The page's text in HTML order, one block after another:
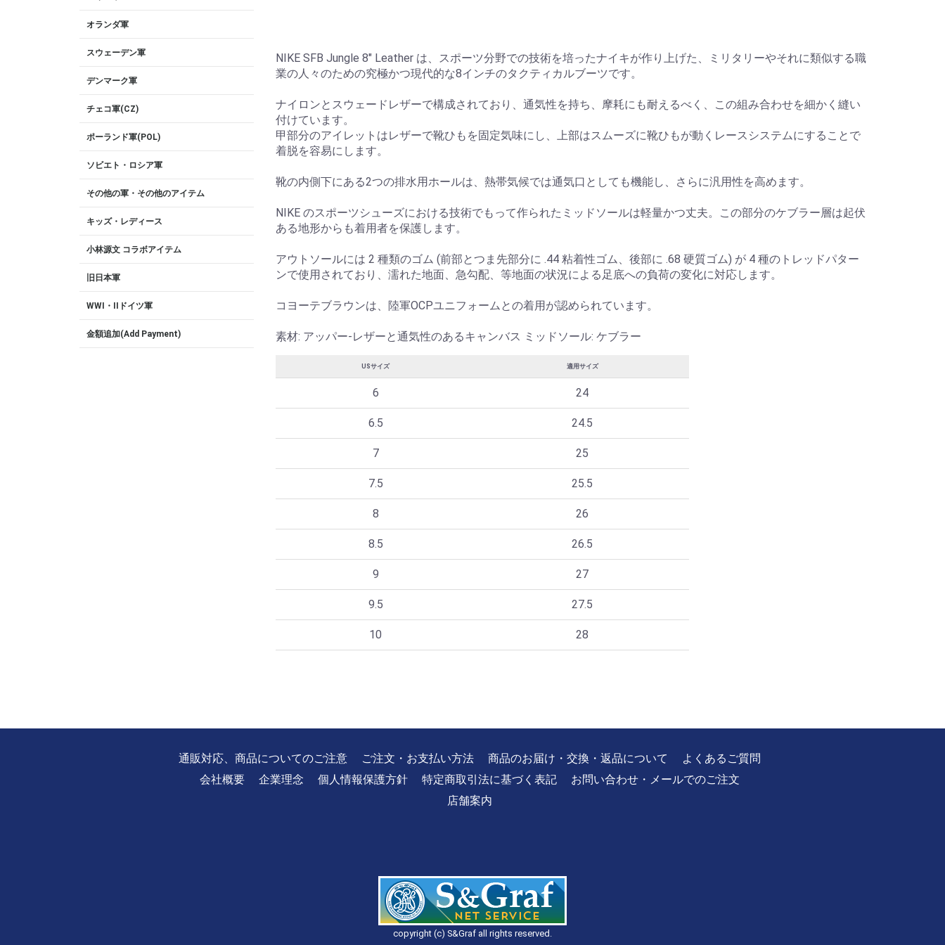
オランダ軍
スウェーデン軍
デンマーク軍
チェコ軍(CZ)
ポーランド軍(POL)
ソビエト・ロシア軍
その他の軍・その他のアイテム
キッズ・レディース
小林源文 コラボアイテム
旧日本軍
WWI・IIドイツ軍
金額追加(Add Payment)
NIKE SFB Jungle 8" Leather は、スポーツ分野での技術を培ったナイキが作り上げた、ミリタリーやそれに類似する職
業の人々のための究極かつ現代的な8インチのタクティカルブーツです。
ナイロンとスウェードレザーで構成されており、通気性を持ち、摩耗にも耐えるべく、この組み合わせを細かく縫い
付けています。
甲部分のアイレットはレザーで靴ひもを固定気味にし、上部はスムーズに靴ひもが動くレースシステムにすることで
着脱を容易にします。
靴の内側下にある2つの排水用ホールは、熱帯気候では通気口としても機能し、さらに汎用性を高めます。
NIKE のスポーツシューズにおける技術でもって作られたミッドソールは軽量かつ丈夫。この部分のケブラー層は起伏
ある地形からも着用者を保護します。
アウトソールには 2 種類のゴム (前部とつま先部分に .44 粘着性ゴム、後部に .68 硬質ゴム) が 4 種のトレッドパター
ンで使用されており、濡れた地面、急勾配、等地面の状況による足底への負荷の変化に対応します。
コヨーテブラウンは、陸軍OCPユニフォームとの着用が認められています。
素材: アッパー-レザーと通気性のあるキャンバス ミッドソール: ケブラー
USサイズ 適用サイズ
6 24
6.5 24.5
7 25
7.5 25.5
8 26
8.5 26.5
9 27
9.5 27.5
10 28
通販対応、商品についてのご注意 ご注文・お支払い方法 商品のお届け・交換・返品について
よくあるご質問
会社概要
企業理念 個人情報保護方針 特定商取引法に基づく表記
お問い合わせ・メールでのご注文
店舗案内
copyright (c) S&Graf all rights reserved.